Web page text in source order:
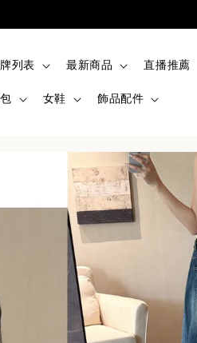
列表 最新商品 直播推薦
女鞋 飾品配件